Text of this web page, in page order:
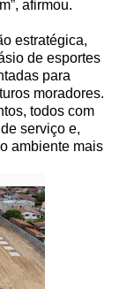
afirmou.
estratégica,
de esportes
para
moradores.
todos com
serviço e,
ambiente mais